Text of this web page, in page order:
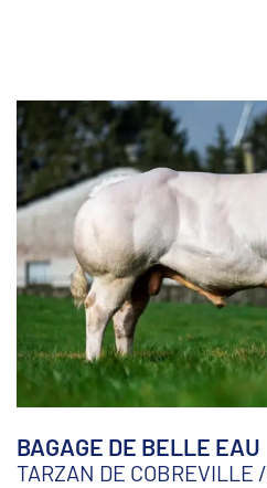
BAGAGE DE BELLE EAU
TARZAN DE COBREVILLE /